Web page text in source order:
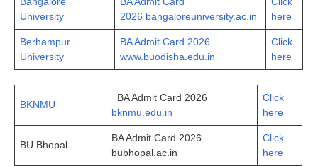
University
2026 bangaloreuniversity.ac.in
here
Berhampur
University
BA Admit Card 2026
www.buodisha.edu.in
Click
here
BKNMU
BA Admit Card 2026
bknmu.edu.in
Click
here
BU Bhopal
BA Admit Card 2026
bubhopal.ac.in
Click
here